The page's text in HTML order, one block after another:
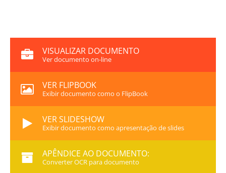
VISUALIZAR DOCUMENTO
Ver documento on-line
VER FLIPBOOK
Exibir documento como o FlipBook
VER SLIDESHOW
Exibir documento como apresentação de slides
APÊNDICE AO DOCUMENTO:
Converter OCR para documento